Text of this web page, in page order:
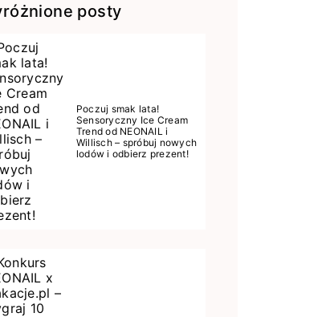
posty
Poczuj smak lata!
Sensoryczny Ice Cream
Trend od NEONAIL i
Willisch – spróbuj nowych
lodów i odbierz prezent!